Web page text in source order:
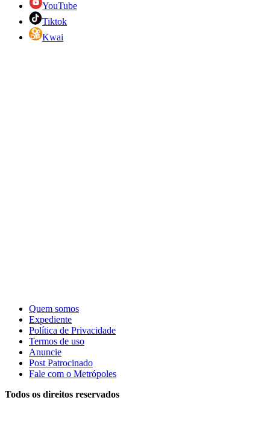
YouTube
Tiktok
Kwai
Quem somos
Expediente
Política de Privacidade
Termos de uso
Anuncie
Post Patrocinado
Fale com o Metrópoles
Todos os direitos reservados